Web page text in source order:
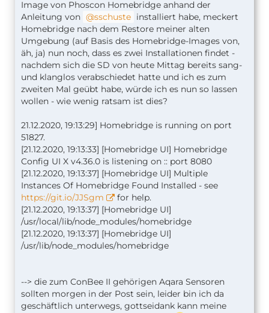
Image von Phoscon Homebridge anhand der
Anleitung von
sschuste installiert habe, meckert
Homebridge nach dem Restore meiner alten
Umgebung (auf Basis des Homebridge-Images von,
äh, ja) nun noch, dass es zwei Installationen findet -
nachdem sich die SD von heute Mittag bereits sang-
und klanglos verabschiedet hatte und ich es zum
zweiten Mal geübt habe, würde ich es nun so lassen
wollen - wie wenig ratsam ist dies?
21.12.2020, 19:13:29] Homebridge is running on port
51827.
[21.12.2020, 19:13:33] [Homebridge UI] Homebridge
Config UI X v4.36.0 is listening on :: port 8080
[21.12.2020, 19:13:37] [Homebridge UI] Multiple
Instances Of Homebridge Found Installed - see
https://git.io/JJSgm
for help.
[21.12.2020, 19:13:37] [Homebridge UI]
/usr/local/lib/node_modules/homebridge
[21.12.2020, 19:13:37] [Homebridge UI]
/usr/lib/node_modules/homebridge
--> die zum ConBee II gehörigen Aqara Sensoren
sollten morgen in der Post sein, leider bin ich da
geschäftlich unterwegs, gottseidank kann meine